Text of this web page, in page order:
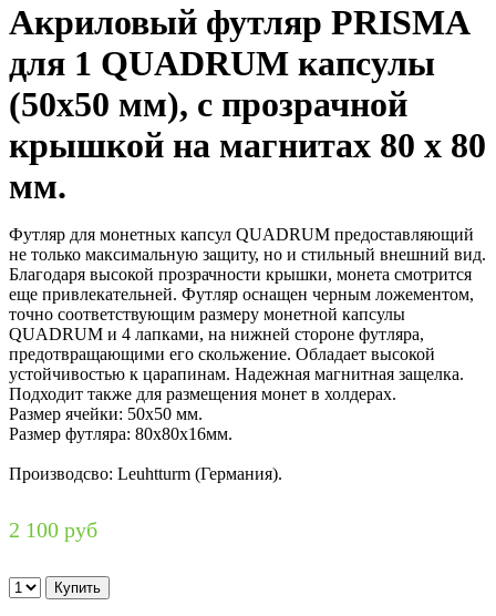
Акриловый футляр PRISMA
для 1 QUADRUM капсулы
(50х50 мм), с прозрачной
крышкой на магнитах 80 х 80
мм.
Футляр для монетных капсул QUADRUM предоставляющий
не только максимальную защиту, но и стильный внешний вид.
Благодаря высокой прозрачности крышки, монета смотрится
еще привлекательней. Футляр оснащен черным ложементом,
точно соответствующим размеру монетной капсулы
QUADRUM и 4 лапками, на нижней стороне футляра,
предотвращающими его скольжение. Обладает высокой
устойчивостью к царапинам. Надежная магнитная защелка.
Подходит также для размещения монет в холдерах.
Размер ячейки: 50х50 мм.
Размер футляра: 80х80х16мм.
Производсво: Leuhtturm (Германия).
2 100 руб